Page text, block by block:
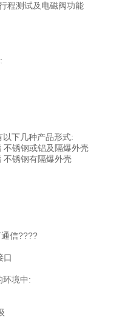
程测试及电磁阀功能
下几种产品形式:
不锈钢或铝及隔爆外壳
不锈钢有隔爆外壳
信????
口
环境中: